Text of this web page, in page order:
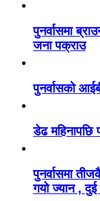
पुनर्वासमा
जना पक्राउ
पुनर्वासको
डेढ महिनापछि
पुनर्वासमा
गयो ज्यान , दुई